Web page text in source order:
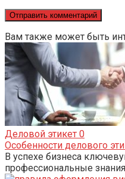
Вам также может быть
Деловой этикет 0
Особенности делового
В успехе бизнеса
профессиональные